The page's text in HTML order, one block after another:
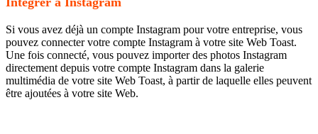
Si vous avez déjà un compte Instagram pour votre entreprise, vous
pouvez connecter votre compte Instagram à votre site Web Toast.
Une fois connecté, vous pouvez importer des photos Instagram
directement depuis votre compte Instagram dans la galerie
multimédia de votre site Web Toast, à partir de laquelle elles peuvent
être ajoutées à votre site Web.